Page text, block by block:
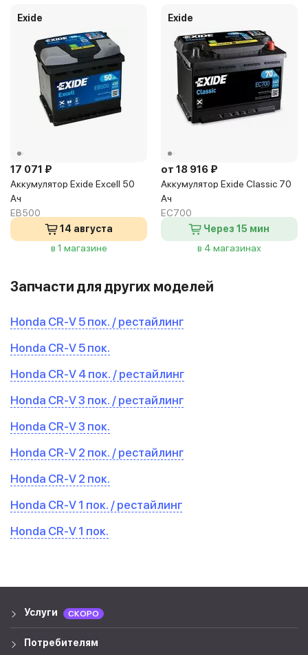
Exide
17 071 ₽
Аккумулятор Exide Excell 50
Ач
EB500
14 августа
в 1 магазине
Exide
от 18 916 ₽
Аккумулятор Exide Classic 70
Ач
EC700
Через 15 мин
в 4 магазинах
Запчасти для других моделей
Honda CR-V 5 пок. / рестайлинг
Honda CR-V 5 пок.
Honda CR-V 4 пок. / рестайлинг
Honda CR-V 3 пок. / рестайлинг
Honda CR-V 3 пок.
Honda CR-V 2 пок. / рестайлинг
Honda CR-V 2 пок.
Honda CR-V 1 пок. / рестайлинг
Honda CR-V 1 пок.
Услуги СКОРО
Потребителям